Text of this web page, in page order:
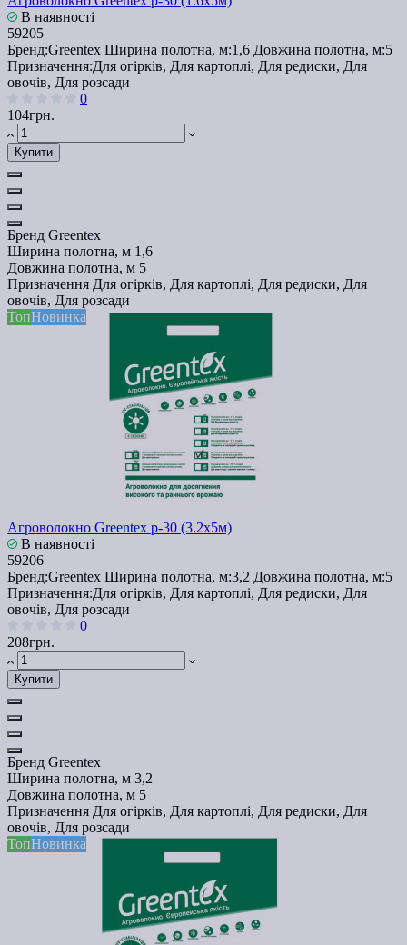
В наявності
59205
Бренд:Greentex Ширина полотна, м:1,6 Довжина полотна, м:5
Призначення:Для огірків, Для картоплі, Для редиски, Для
овочів, Для розсади
0
104грн.
Купити
Бренд Greentex
Ширина полотна, м 1,6
Довжина полотна, м 5
Призначення Для огірків, Для картоплі, Для редиски, Для
овочів, Для розсади
ТопНовинка
Агроволокно Greentex p-30 (3.2x5м)
В наявності
59206
Бренд:Greentex Ширина полотна, м:3,2 Довжина полотна, м:5
Призначення:Для огірків, Для картоплі, Для редиски, Для
овочів, Для розсади
0
208грн.
Купити
Бренд Greentex
Ширина полотна, м 3,2
Довжина полотна, м 5
Призначення Для огірків, Для картоплі, Для редиски, Для
овочів, Для розсади
ТопНовинка